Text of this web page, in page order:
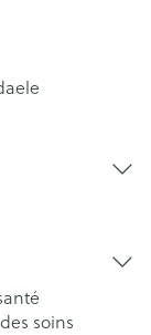
soins